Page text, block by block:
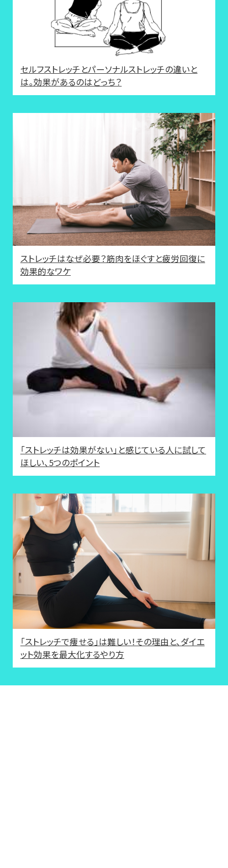
セルフストレッチとパーソナルストレッチの違いと
は。効果があるのはどっち？
ストレッチはなぜ必要？筋肉をほぐすと疲労回復に
効果的なワケ
「ストレッチは効果がない」と感じている人に試して
ほしい、5つのポイント
「ストレッチで痩せる」は難しい！その理由と、ダイエ
ット効果を最大化するやり方